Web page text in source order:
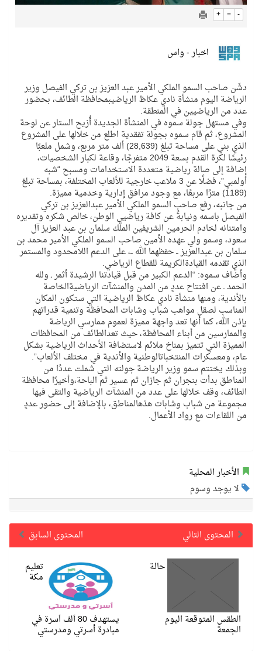
+ = -
اخبار - واس
دشّن صاحب السمو الملكي الأمير عبد العزيز بن تركي الفيصل وزير
الرياضة اليوم منشأة نادي عكاظ الرياضيبمحافظة الطائف، بحضور
عدد من الرياضيين في المنطقة.
وفي مستهل جولة سموه في المنشأة الجديدة أُزيح الستار عن لوحة
المشروع، ثم قام سموه بجولة تفقدية اطلع من خلالها على المشروع
الذي بني على مساحة تبلغ (28,639) ألف متر مربع، وشمل ملعبًا
رئيسًا لكرة القدم بسعة 2049 متفرجًا، وقاعة لكبار الشخصيات،
إضافة إلى صالة رياضية متعددة الاستخدامات ومسبح “شبه
أولمبي”، فضلًا عن 3 ملاعب خارجية للألعاب المختلفة، بمساحة تبلغ
(1189) مترًا مربعًا، مع وجود مرافق إدارية وخدمية مميزة.
من جانبه، رفع صاحب السمو الملكي الأمير عبدالعزيز بن تركي
الفيصل باسمه ونيابةً عن كافة رياضيي الوطن، خالص شكره وتقديره
وامتنانه لخادم الحرمين الشريفين الملك سلمان بن عبد العزيز آل
سعود، وسمو ولي عهده الأمين صاحب السمو الملكي الأمير محمد بن
سلمان بن عبدالعزيز ــ حفظهما الله ــ، على الدعم اللامحدود والمستمر
الذي تقدمه القيادةالكريمة للقطاع الرياضي.
وأضاف سموه: “الدعم الكبير من قبل قيادتنا الرشيدة أثمر ـ ولله
الحمد ـ عن افتتاح عددٍ من المدن والمنشآت الرياضيةالخاصة
بالأندية، ومنها منشأة نادي عكاظ الرياضية التي ستكون المكان
المناسب لصقل مواهب شباب وشابات المحافظة وتنمية قدراتهم
بإذن الله، كما أنها تعد واجهة مميزة لعموم ممارسي الرياضة
والممارسين من أبناء المحافظة، حيث تعدالطائف من المحافظات
المميزة التي تتميز بمناخ ملائم لاستضافة الأحداث الرياضية بشكل
عام، ومعسكرات المنتخباتالوطنية والأندية في مختلف الألعاب”.
وبذلك يختتم سمو وزير الرياضة جولته التي شملت عددًا من
المناطق بدأت بنجران ثم جازان ثم عسير ثم الباحة،وأخيرًا محافظة
الطائف، وقف خلالها على عدد من المنشآت الرياضية والتقى فيها
مجموعة من شباب وشابات هذهالمناطق، بالإضافة إلى حضور عددٍ
من اللقاءات مع رواد الأعمال.
الأخبار المحلية
لا يوجد وسوم
المحتوى السابق
المحتوى التالي
تعليم
مكة
يستهدف 80 ألف أسرة في
مبادرة أسرتي ومدرستي
حالة
الطقس المتوقعة اليوم
الجمعة